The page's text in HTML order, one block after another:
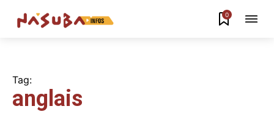
0
Tag:
anglais